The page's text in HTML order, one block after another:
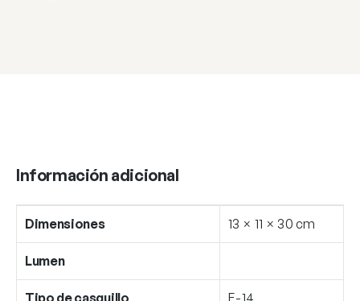
Información adicional
Dimensiones 13 × 11 × 30 cm
Lumen
Tipo de casquillo E-14